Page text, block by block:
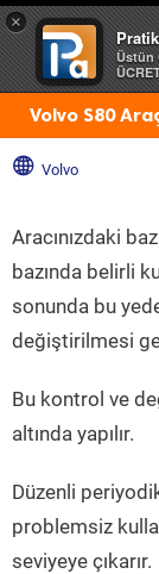
×
Üstün
Volvo S80
Volvo
Aracınızdaki
bazında belirli
sonunda bu
değiştirilmesi
Bu kontrol ve
altında yapılır.
Düzenli
problemsiz
seviyeye çıkarır.